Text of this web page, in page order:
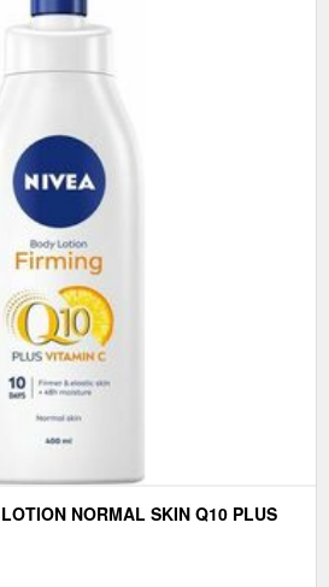
NORMAL SKIN Q10 PLUS